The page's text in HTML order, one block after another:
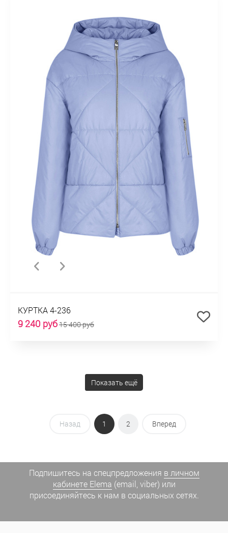
КУРТКА 4-236
9 240 руб15 400 руб
Показать ещё
Назад 1 2 Вперед
Подпишитесь на спецпредложения в личном
кабинете Elema (email, viber) или
присоединяйтесь к нам в социальных сетях.